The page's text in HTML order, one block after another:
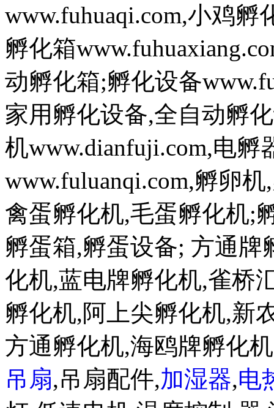
www.fuhuaqi.com,小鸡
孵化箱
动孵化箱;孵化设备
家用孵化设备,全自动孵
机www.dianfuji.com,电
www.fuluanqi.com,孵卵
禽蛋孵化机,毛蛋孵化机;
孵蛋箱,孵蛋设备; 方通
化机,蓝电牌孵化机,雀桥
孵化机,阿上尖孵化机,新
方通孵化机,海鸥牌孵化
吊扇,吊扇配件,加湿器,电